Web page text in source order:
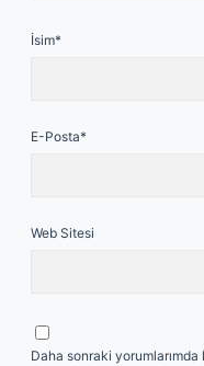
İsim*
E-Posta*
Web Sitesi
Daha sonraki yorumlarımda